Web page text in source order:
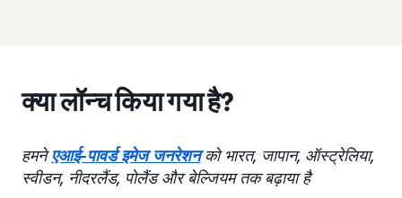
क्या लॉन्च किया गया है?
हमनेएआई-पावर्ड इमेज जनरेशनको भारत, जापान, ऑस्ट्रेलिया,
स्वीडन, नीदरलैंड, पोलैंड और बेल्जियम तक बढ़ाया है